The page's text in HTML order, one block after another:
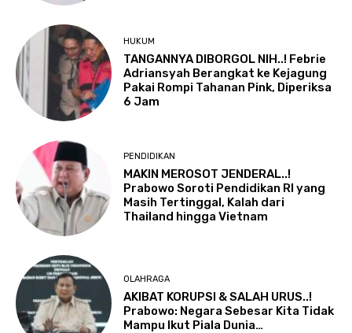
HUKUM
TANGANNYA DIBORGOL NIH..! Febrie
Adriansyah Berangkat ke Kejagung
Pakai Rompi Tahanan Pink, Diperiksa
6 Jam
PENDIDIKAN
MAKIN MEROSOT JENDERAL..!
Prabowo Soroti Pendidikan RI yang
Masih Tertinggal, Kalah dari
Thailand hingga Vietnam
OLAHRAGA
AKIBAT KORUPSI & SALAH URUS..!
Prabowo: Negara Sebesar Kita Tidak
Mampu Ikut Piala Dunia…